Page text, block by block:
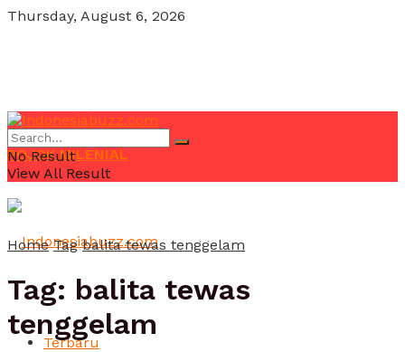
Thursday, August 6, 2026
POJOK MILENIAL
Terbaru
No Result
View All Result
Home Tag balita tewas tenggelam
Tag: balita tewas
tenggelam